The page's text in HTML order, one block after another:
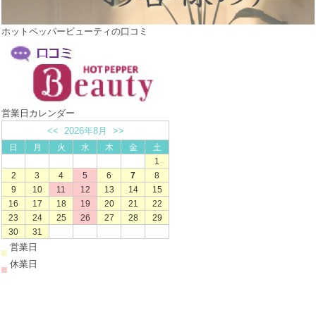
ホットペッパービューティの口コミ
営業日カレンダー
<< 2026年8月 >>
日 月 火 水 木 金
土
1
2
3 4 5 6 7
8
9
10 11 12 13 14
15
16
17 18 19 20 21
22
23
24 25 26 27 28
29
30
31
営業日
休業日